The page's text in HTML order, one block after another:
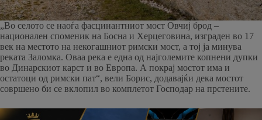
„Во селото се наоѓа фасцинантниот мост Овчиј брод –
национален споменик на Босна и Херцеговина, изграден во 17
век на местото на некогашниот римски мост, а тој ја минува
реката Заломка. Оваа река е една од најголемите копнени дупки
во Динарскиот карст и во Европа. А покрај мостот има и
остатоци од римски пат“, вели Борис, додавајќи дека мостот
совршено би се вклопил во комплетот Господар на прстените.